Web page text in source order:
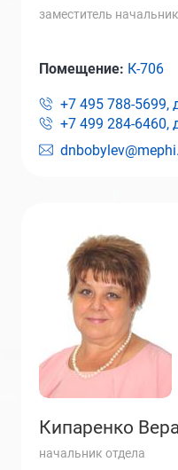
заместитель
Помещение: К-706
+7 495 788-5699,
+7 499 284-6460,
Кипаренко
начальник отдела